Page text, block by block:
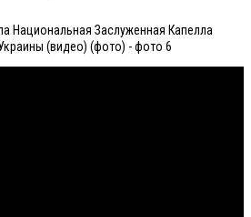
Национальная Заслуженная Капелла
(видео) (фото) - фото 6